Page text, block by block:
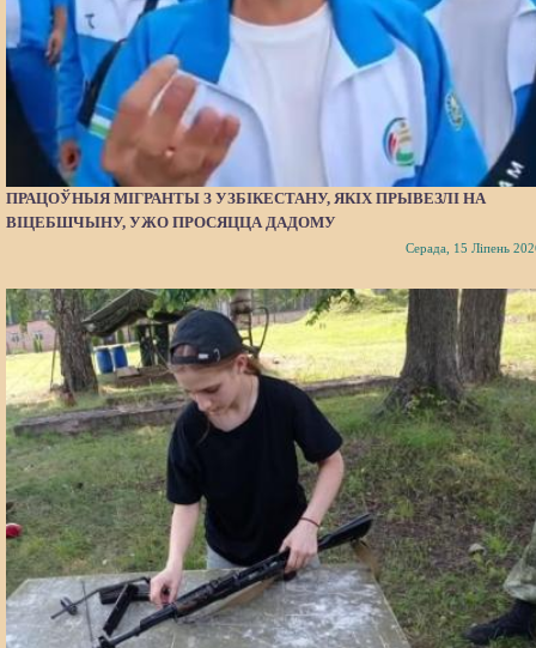
ПРАЦОЎНЫЯ МІГРАНТЫ З УЗБІКЕСТАНУ, ЯКІХ ПРЫВЕЗЛІ НА
ВІЦЕБШЧЫНУ, УЖО ПРОСЯЦЦА ДАДОМУ
Серада, 15 Ліпень